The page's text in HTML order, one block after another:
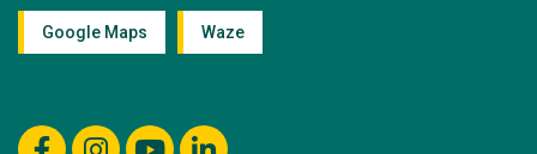
Google Maps Waze